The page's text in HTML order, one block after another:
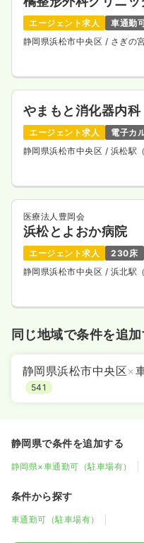
エージェント求人
車通勤
静岡県浜松市中央区 / さぎの
やまもと消化器内科
エージェント求人 電子カ
静岡県浜松市中央区 / 浜松駅
医療法人豊岡会
浜松とよおか病院
エージェント求人 230床
静岡県浜松市中央区 / 浜北駅
同じ地域で条件を追加
静岡県浜松市中央区×
541
静岡県で条件を追加する
静岡県×車通勤可（駐車場有）
条件から探す
車通勤可（駐車場有）